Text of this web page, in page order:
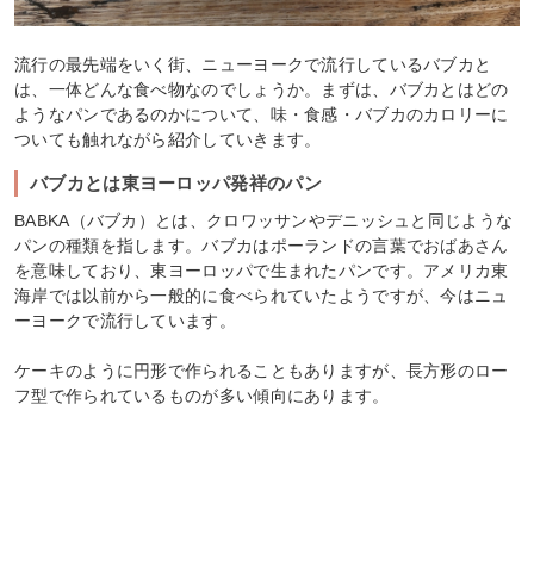
流行の最先端をいく街、ニューヨークで流行しているバブカと
は、一体どんな食べ物なのでしょうか。まずは、バブカとはどの
ようなパンであるのかについて、味・食感・バブカのカロリーに
ついても触れながら紹介していきます。
バブカとは東ヨーロッパ発祥のパン
BABKA（バブカ）とは、クロワッサンやデニッシュと同じような
パンの種類を指します。バブカはポーランドの言葉でおばあさん
を意味しており、東ヨーロッパで生まれたパンです。アメリカ東
海岸では以前から一般的に食べられていたようですが、今はニュ
ーヨークで流行しています。
ケーキのように円形で作られることもありますが、長方形のロー
フ型で作られているものが多い傾向にあります。